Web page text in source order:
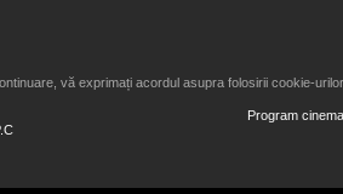
vă exprimați acordul asupra folosirii cookie-urilor.
Program cinema